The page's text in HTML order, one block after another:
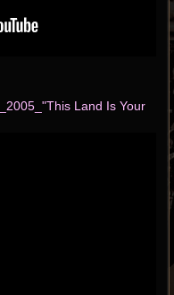
_2005_"This Land Is Your